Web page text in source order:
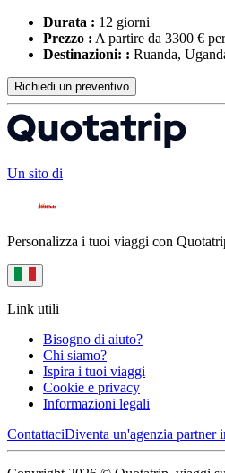
Durata : 12 giorni
Prezzo : A partire da 3300 €
Destinazioni: : Ruanda,
Richiedi un preventivo
Un sito di
Personalizza i tuoi viaggi con
Link utili
Bisogno di aiuto?
Chi siamo?
Ispira i tuoi viaggi
Cookie e privacy
Informazioni legali
ContattaciDiventa un'agenzia partner